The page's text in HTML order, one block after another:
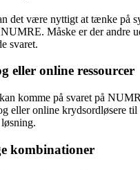
det være nyttigt at tænke på
Måske er der andre
svaret.
eller online ressourcer
komme på svaret på
eller online krydsordløsere
kombinationer